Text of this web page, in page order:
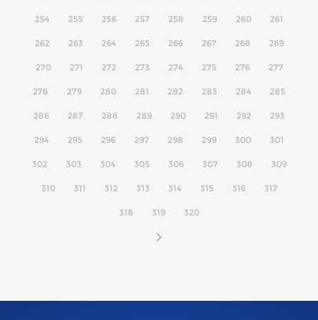
254 255 256 257 258 259 260 261
262 263 264 265 266 267 268 269
270 271 272 273 274 275 276 277
278 279 280 281 282 283 284 285
286 287 288 289 290 291 292 293
294 295 296 297 298 299 300 301
302 303 304 305 306 307 308 309
310 311 312 313 314 315 316 317
318 319 320